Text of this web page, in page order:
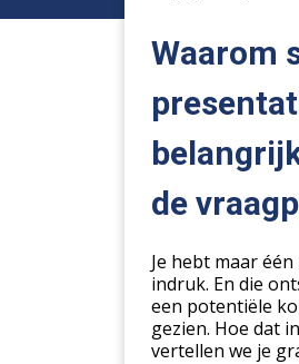
en
presentatie
vaak
belangrijker
dan
vraagprijs
Waarom
de
Je hebt maar
indruk. En die
een potentiële
gezien. Hoe dat
vertellen we je